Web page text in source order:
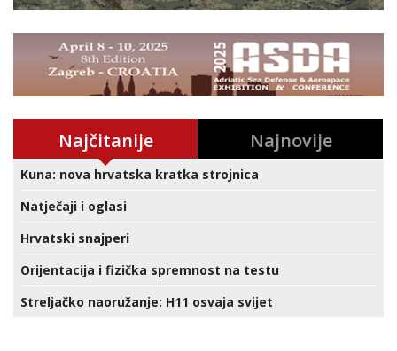
Najčitanije Najnovije
Kuna: nova hrvatska kratka strojnica
Natječaji i oglasi
Hrvatski snajperi
Orijentacija i fizička spremnost na testu
Streljačko naoružanje: H11 osvaja svijet